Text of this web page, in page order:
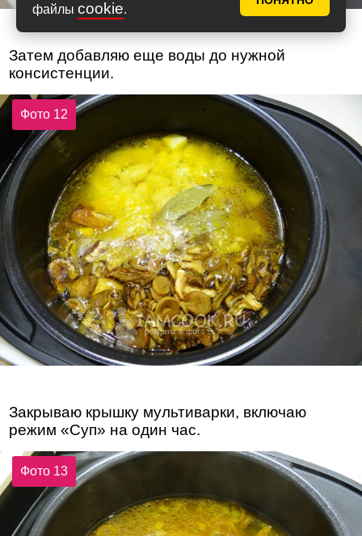
файлы cookie.
Затем добавляю еще воды до нужной
консистенции.
Фото 12
Закрываю крышку мультиварки, включаю
режим «Суп» на один час.
Фото 13